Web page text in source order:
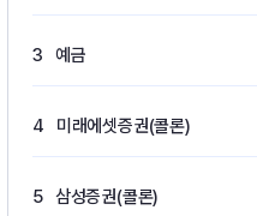
3 예금
4 미래에셋증권(콜론)
5 삼성증권(콜론)